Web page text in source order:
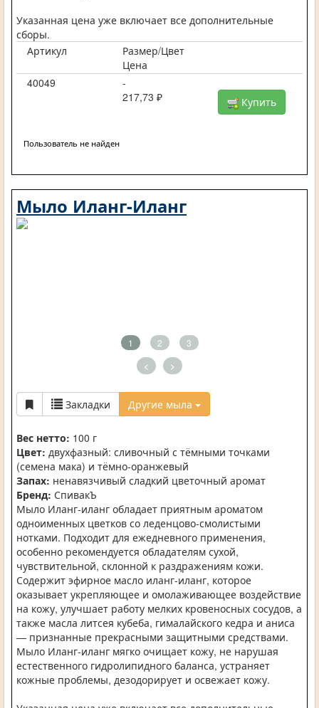
Указанная цена уже включает все дополнительные
сборы.
Артикул
Размер/Цвет
Цена
40049
-
217,73 ₽
Купить
Пользователь не найден
Мыло Иланг-Иланг
1 2 3
< >
Закладки Другие мыла
Вес нетто: 100 г
Цвет: двухфазный: сливочный с тёмными точками
(семена мака) и тёмно-оранжевый
Запах: ненавязчивый сладкий цветочный аромат
Бренд: СпивакЪ
Мыло Иланг-иланг обладает приятным ароматом
одноименных цветков со леденцово-смолистыми
нотками. Подходит для ежедневного применения,
особенно рекомендуется обладателям сухой,
чувствительной, склонной к раздражениям кожи.
Содержит эфирное масло иланг-иланг, которое
оказывает укрепляющее и омолаживающее воздействие
на кожу, улучшает работу мелких кровеносных сосудов, а
также масла литсея кубеба, гималайского кедра и аниса
— признанные прекрасными защитными средствами.
Мыло Иланг-иланг мягко очищает кожу, не нарушая
естественного гидролипидного баланса, устраняет
кожные проблемы, дезодорирует и освежает кожу.